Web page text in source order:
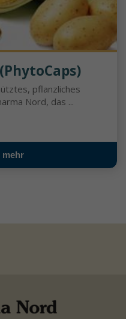
pflanzliches
Nord, das ...
mehr